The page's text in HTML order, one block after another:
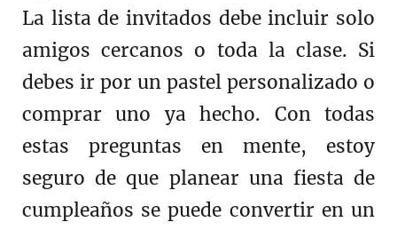
La lista de invitados debe incluir solo
amigos cercanos o toda la clase. Si
debes ir por un pastel personalizado o
comprar uno ya hecho. Con todas
estas preguntas en mente, estoy
seguro de que planear una fiesta de
cumpleaños se puede convertir en un